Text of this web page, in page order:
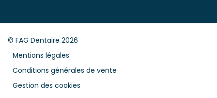
© FAG Dentaire 2026
Mentions légales
Conditions générales de vente
Gestion des cookies